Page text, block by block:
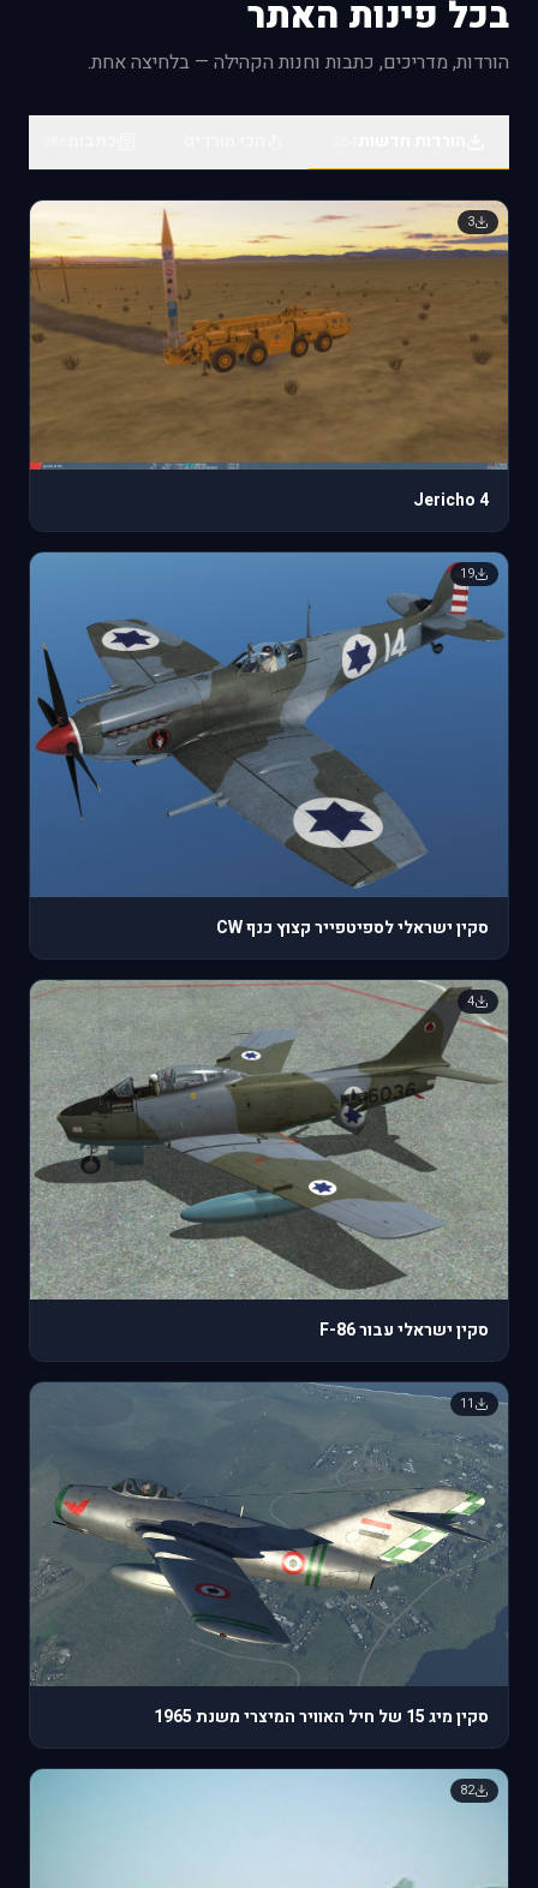
Simulations]
14bu) is now available for pre-orde
בכל פינות האתר
הורדות, מדריכים, כתבות וחנות הקהילה — בלחיצה אחת.
3
Jericho 4
19
סקין ישראלי לספיטפייר קצוץ כנף CW
4
סקין ישראלי עבור F-86
11
סקין מיג 15 של חיל האוויר המיצרי משנת 1965
82